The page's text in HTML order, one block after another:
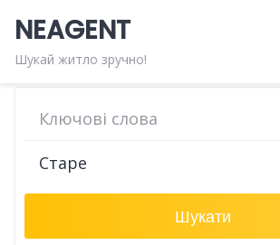
content
NEAGENT
Шукай житло зручно!
Шукати